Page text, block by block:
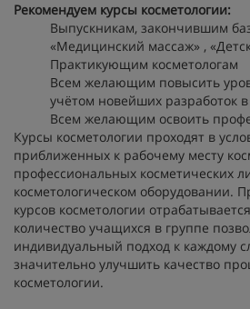
Рекомендуем курсы косметологии:
Выпускникам, закончившим
«Медицинский массаж» ,
Практикующим косметологам
Всем желающим повысить
учётом новейших разработок
Всем желающим освоить
Курсы косметологии проходят в
приближенных к рабочему месту
профессиональных косметических
косметологическом оборудовании.
курсов косметологии
количество учащихся в группе
индивидуальный подход к каждому
значительно улучшить качество
косметологии.